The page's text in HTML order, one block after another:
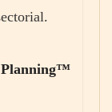
Planning™